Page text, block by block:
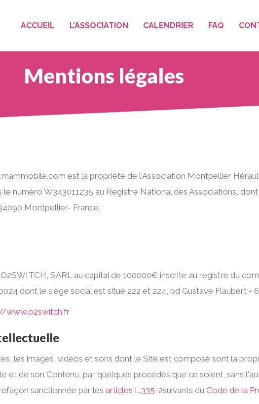
ACCUEIL L’ASSOCIATION CALENDRIER FAQ
Mentions légales
est la propriété de l'Association Montpellier
numéro W343011235 au Registre National des Associations,
Montpellier- France.
SARL au capital de 100000€ inscrite au registre du
dont le siège social est situé 222 et 224, bd Gustave Flaubert -
www.o2switch.fr
les images, vidéos et sons dont le Site est composé sont la
et de son Contenu, par quelques procédés que ce soient, sans
sanctionnée par les articles L.335-2suivants du Code de la